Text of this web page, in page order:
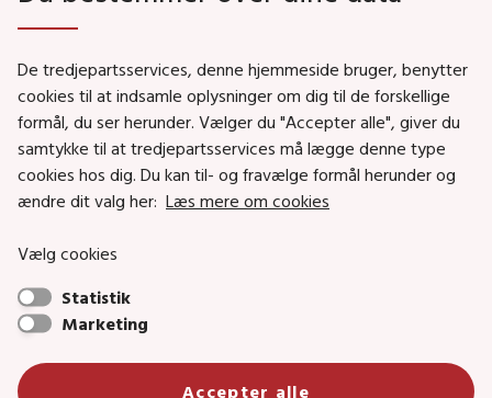
Social- og Boligministeriet
Job i Social- og Boligstyrelsen
Puljer og tilskud
Nyhedsbreve
Social- og Boligstyrelsens nyheder som RSS feed
Social- og Boligstyrelsen • Tlf.: 72 42 37 00 •
sikkermail• EAN-nr.: 5798000354838 • CVR-nr.:
De tredjepartsservices, denne hjemmeside bruger, benytter
cookies til at indsamle oplysninger om dig til de forskellige
formål, du ser herunder. Vælger du "Accepter alle", giver du
samtykke til at tredjepartsservices må lægge denne type
cookies hos dig. Du kan til- og fravælge formål herunder og
ændre dit valg her: Læs mere om cookies
Vælg cookies
Statistik
Marketing
Accepter alle